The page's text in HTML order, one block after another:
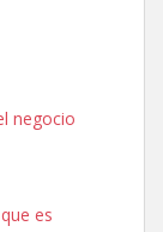
negocio
es